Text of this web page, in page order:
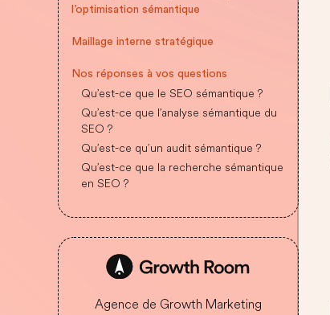
l’optimisation sémantique
Maillage interne stratégique
Nos réponses à vos questions
Qu’est-ce que le SEO sémantique ?
Qu’est-ce que l’analyse sémantique du
SEO ?
Qu’est-ce qu’un audit sémantique ?
Qu’est-ce que la recherche sémantique
en SEO ?
Agence de Growth Marketing